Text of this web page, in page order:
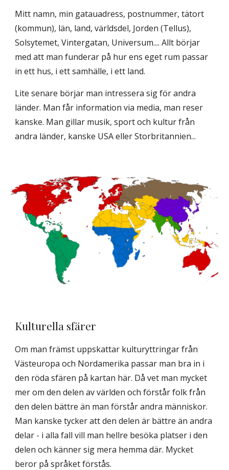
Mitt namn, min gatauadress, postnummer, tätort
(kommun), län, land, världsdel, Jorden (Tellus),
Solsytemet, Vintergatan, Universum.... Allt börjar
med att man funderar på hur ens eget rum passar
in ett hus, i ett samhälle, i ett land.
Lite senare börjar man intressera sig för andra
länder. Man får information via media, man reser
kanske. Man gillar musik, sport och kultur från
andra länder, kanske USA eller Storbritannien...
Kulturella sfärer
Om man främst uppskattar kulturyttringar från
Västeuropa och Nordamerika passar man bra in i
den röda sfären på kartan här. Då vet man mycket
mer om den delen av världen och förstår folk från
den delen bättre än man förstår andra människor.
Man kanske tycker att den delen är bättre än andra
delar - i alla fall vill man hellre besöka platser i den
delen och känner sig mera hemma där. Mycket
beror på språket förstås.